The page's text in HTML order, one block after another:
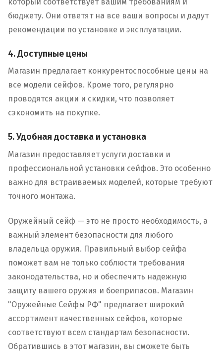
бюджету. Они ответят на все ваши вопросы и дадут
рекомендации по установке и эксплуатации.
4. Доступные цены
Магазин предлагает конкурентоспособные цены на
все модели сейфов. Кроме того, регулярно
проводятся акции и скидки, что позволяет
сэкономить на покупке.
5. Удобная доставка и установка
Магазин предоставляет услуги доставки и
профессиональной установки сейфов. Это особенно
важно для встраиваемых моделей, которые требуют
точного монтажа.
Оружейный сейф — это не просто необходимость, а
важный элемент безопасности для любого
владельца оружия. Правильный выбор сейфа
поможет вам не только соблюсти требования
законодательства, но и обеспечить надежную
защиту вашего оружия и боеприпасов. Магазин
"Оружейные Сейфы РФ" предлагает широкий
ассортимент качественных сейфов, которые
соответствуют всем стандартам безопасности.
Обратившись в этот магазин, вы сможете быть